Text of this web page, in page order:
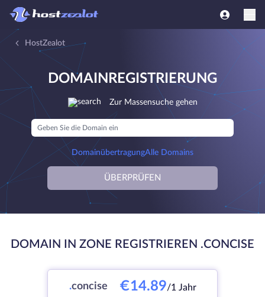
HostZealot
DOMAINREGISTRIERUNG
Zur Massensuche gehen
DomainübertragungAlle Domains
ÜBERPRÜFEN
DOMAIN IN ZONE REGISTRIEREN .CONCISE
.concise €14.89/1 Jahr